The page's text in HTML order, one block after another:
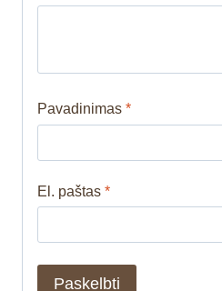
Pavadinimas *
El. paštas *